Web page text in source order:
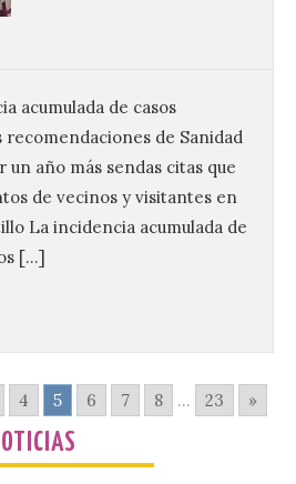
acumulada de casos
recomendaciones de Sanidad
un año más sendas citas que
de vecinos y visitantes en
La incidencia acumulada de
[…]
4 5 6 7 8 ... 23 »
de…viaje. Una
e Información
. La
de León de…viaje
a
un
ruina
de Interés
abandonado
1949. Los